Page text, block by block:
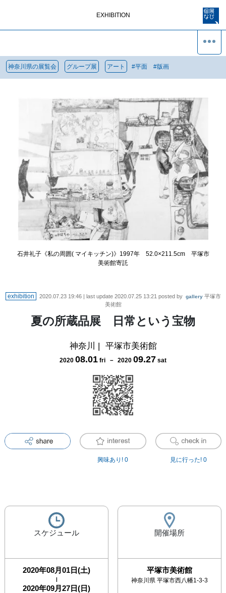
EXHIBITION
神奈川県の展覧会 グループ展 アート #平面 #版画
石井礼子《私の周囲( マイキッチン)》1997年 52.0×211.5cm 平塚市
美術館寄託
exhibition 2020.07.23 19:46| last update 2020.07.25 13:21 posted by gallery 平塚市
美術館
夏の所蔵品展 日常という宝物
神奈川 | 平塚市美術館
2020 08.01 fri － 2020 09.27 sat
興味あり! 0 見に行った! 0
スケジュール
2020年08月01日(土)
|
2020年09月27日(日)
開催場所
平塚市美術館
神奈川県 平塚市西八幡1-3-3